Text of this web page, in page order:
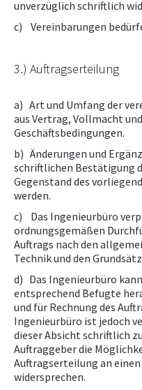
unverzüglich schriftlich
c) Vereinbarungen
3.) Auftragserteilung
a) Art und Umfang der
aus Vertrag, Vollmacht
Geschäftsbedingungen.
b) Änderungen und
schriftlichen Bestätigung
Gegenstand des
werden.
c) Das Ingenieurbüro
ordnungsgemäßen
Auftrags nach den
Technik und den
d) Das Ingenieurbüro
entsprechend Befugte
und für Rechnung des
Ingenieurbüro ist jedoch
dieser Absicht schriftlich
Auftraggeber die
Auftragserteilung an
widersprechen.